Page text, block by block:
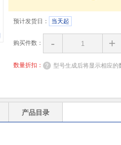
预计发货日： 当天起
购买件数： - +
数量折扣： 型号生成后将显示相应的
产品目录